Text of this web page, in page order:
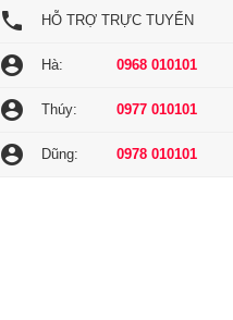
local_phone HỖ TRỢ TRỰC TUYẾN
account_circle Hà: 0968 010101
account_circle Thúy: 0977 010101
account_circle Dũng: 0978 010101